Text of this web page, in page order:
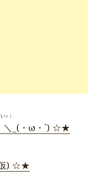
♪ ↓
＼_(・ω・`) ☆★
) ☆★